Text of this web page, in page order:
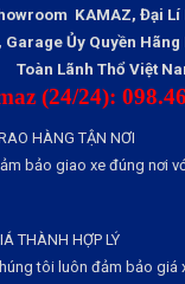
KAMAZ, Đại Lí
Garage Ủy Quyền
Toàn Lãnh Thổ Việt
(24/24):
HÀNG TẬN NƠI
bảo giao xe đúng nơi
THÀNH HỢP LÝ
tôi luôn đảm bảo giá